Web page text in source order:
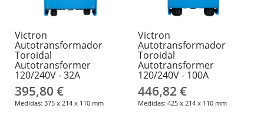
Victron
Autotransformador
Toroidal
Autotransformer
120/240V - 32A
395,80 €
Medidas: 375 x 214 x 110 mm
Victron
Autotransformador
Toroidal
Autotransformer
120/240V - 100A
446,82 €
Medidas: 425 x 214 x 110 mm